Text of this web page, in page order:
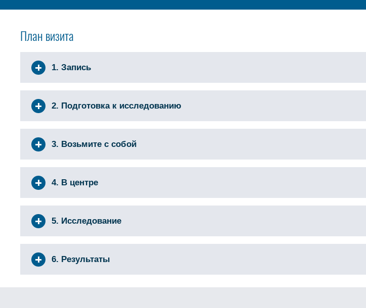
План визита
1. Запись
2. Подготовка к исследованию
3. Возьмите с собой
4. В центре
5. Исследование
6. Результаты